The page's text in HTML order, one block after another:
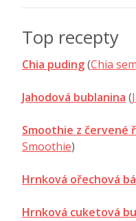
Top recepty
Chia puding(Chia
Jahodová bublanina (
Smoothie z červené
Smoothie)
Hrnková ořechová
Hrnková cuketová